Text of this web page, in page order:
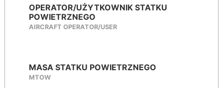
OPERATOR/UŻYTKOWNIK STATKU
POWIETRZNEGO
AIRCRAFT OPERATOR/USER
MASA STATKU POWIETRZNEGO
MTOW